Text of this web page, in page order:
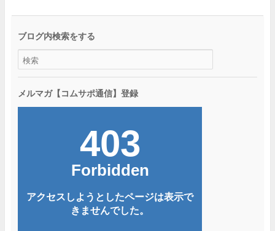
ブログ内検索をする
メルマガ【コムサポ通信】登録